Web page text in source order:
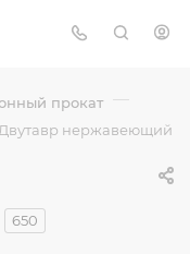
прокат —
Двутавр нержавеющий
650